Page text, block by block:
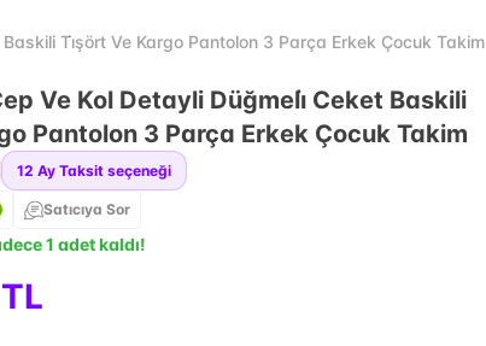
Ti̇şört Ve Kargo Pantolon 3 Parça Erkek Çocuk Takim
Ve Kol Detayli Düğmeli̇ Ceket Baskili
Pantolon 3 Parça Erkek Çocuk Takim
12 Ay Taksit seçeneği
Satıcıya Sor
1 adet kaldı!